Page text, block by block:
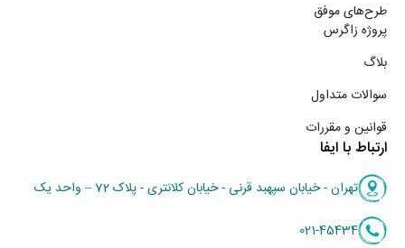
طرح‌های موفق
پروژه زاگرس
بلاگ
سوالات متداول
قوانین و مقررات
ارتباط با ایفا
تهران - خیابان سپهبد قرنی - خیابان کلانتری - پلاک 72 – واحد یک
021-45434